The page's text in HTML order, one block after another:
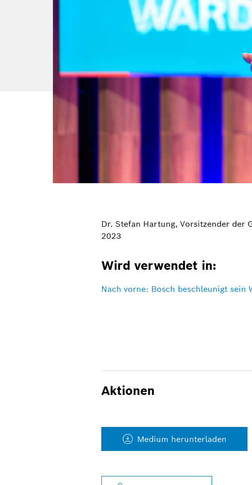
Dr. Stefan Hartung, Vorsitzender der
2023
Wird verwendet in:
Nach vorne: Bosch beschleunigt sein
Aktionen
Medium herunterladen